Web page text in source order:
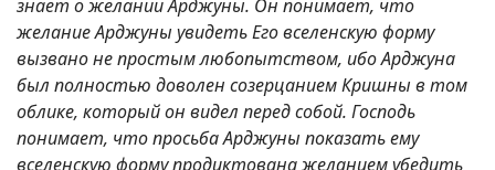
знает о желании Арджуны. Он понимает, что
желание Арджуны увидеть Его вселенскую форму
вызвано не простым любопытством, ибо Арджуна
был полностью доволен созерцанием Кришны в том
облике, который он видел перед собой. Господь
понимает, что просьба Арджуны показать ему
вселенскую форму продиктована желанием убедить